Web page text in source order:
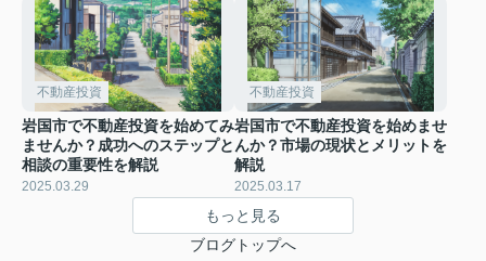
不動産投資
岩国市で不動産投資を始めてみ
ませんか？成功へのステップと
相談の重要性を解説
2025.03.29
不動産投資
岩国市で不動産投資を始めませ
んか？市場の現状とメリットを
解説
2025.03.17
もっと見る
ブログトップへ